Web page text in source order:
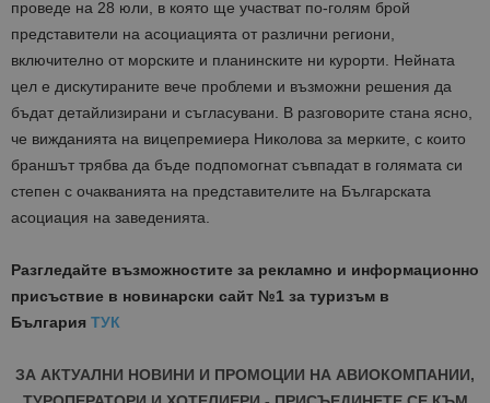
проведе на 28 юли, в която ще участват по-голям брой
представители на асоциацията от различни региони,
включително от морските и планинските ни курорти. Нейната
цел е дискутираните вече проблеми и възможни решения да
бъдат детайлизирани и съгласувани. В разговорите стана ясно,
че вижданията на вицепремиера Николова за мерките, с които
браншът трябва да бъде подпомогнат съвпадат в голямата си
степен с очакванията на представителите на Българската
асоциация на заведенията.
Разгледайте възможностите за рекламно и информационно
присъствие в новинарски сайт №1 за туризъм в
България ТУК
ЗА АКТУАЛНИ НОВИНИ И ПРОМОЦИИ НА АВИОКОМПАНИИ,